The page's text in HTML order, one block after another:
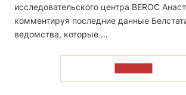
исследовательского центра BEROC
комментируя последние данные
ведомства, которые …